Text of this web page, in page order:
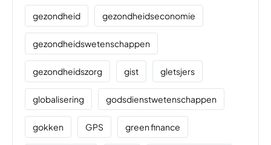
gezondheid gezondheidseconomie
gezondheidswetenschappen
gezondheidszorg gist gletsjers
globalisering godsdienstwetenschappen
gokken GPS green finance